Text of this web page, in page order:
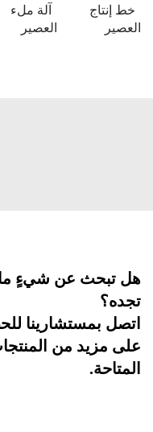
آلة ملء
العصير
عن شيءٍ ما ولا
بمستشارينا للحصول
مزيد من المنتجات